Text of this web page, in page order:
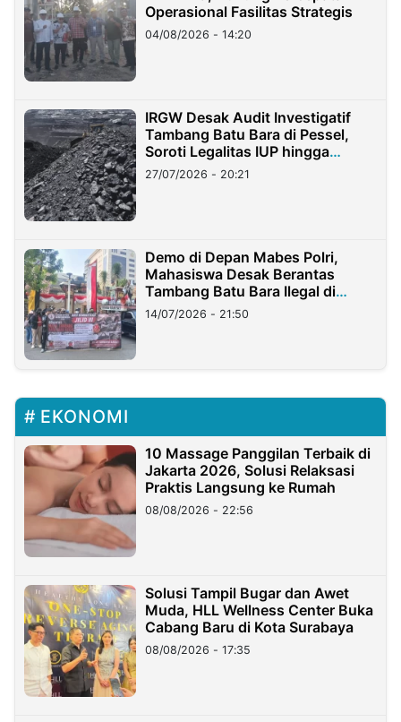
Operasional Fasilitas Strategis
04/08/2026 - 14:20
IRGW Desak Audit Investigatif
Tambang Batu Bara di Pessel,
Soroti Legalitas IUP hingga
Stockpile
27/07/2026 - 20:21
Demo di Depan Mabes Polri,
Mahasiswa Desak Berantas
Tambang Batu Bara Ilegal di
Lampung
14/07/2026 - 21:50
EKONOMI
10 Massage Panggilan Terbaik di
Jakarta 2026, Solusi Relaksasi
Praktis Langsung ke Rumah
08/08/2026 - 22:56
Solusi Tampil Bugar dan Awet
Muda, HLL Wellness Center Buka
Cabang Baru di Kota Surabaya
08/08/2026 - 17:35